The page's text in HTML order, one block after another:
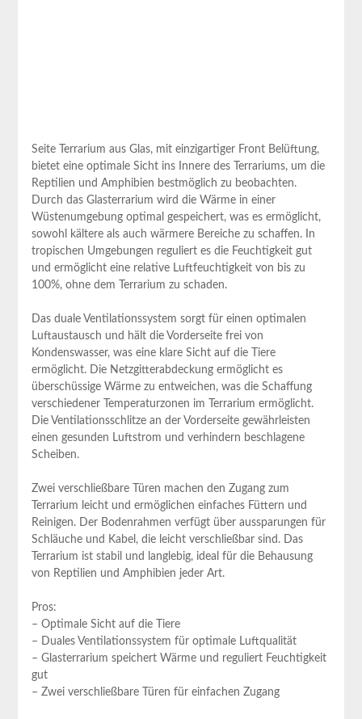
Seite Terrarium aus Glas, mit einzigartiger Front Belüftung,
bietet eine optimale Sicht ins ⁤Innere des Terrariums, um die
Reptilien und Amphibien bestmöglich zu beobachten.
⁢Durch das Glasterrarium wird die‌ Wärme in einer
Wüstenumgebung optimal gespeichert, was es ermöglicht,
sowohl kältere als ⁢auch wärmere Bereiche zu schaffen.​ In
tropischen Umgebungen reguliert es die Feuchtigkeit gut
‍und ermöglicht eine relative Luftfeuchtigkeit von ‌bis zu
100%, ohne dem Terrarium zu schaden.
Das duale Ventilationssystem sorgt für einen optimalen
Luftaustausch und hält⁣ die ‍Vorderseite frei von
Kondenswasser, was eine klare Sicht auf die Tiere
ermöglicht. Die Netzgitterabdeckung ermöglicht es
überschüssige Wärme zu entweichen, was die Schaffung
verschiedener Temperaturzonen⁢ im Terrarium ermöglicht.
Die Ventilationsschlitze‌ an der Vorderseite gewährleisten
einen gesunden Luftstrom und ​verhindern beschlagene
Scheiben.
Zwei verschließbare Türen machen den Zugang zum
Terrarium leicht und ⁤ermöglichen einfaches Füttern und
Reinigen. Der Bodenrahmen verfügt über aussparungen für
⁣Schläuche und Kabel, die leicht verschließbar sind. Das
Terrarium ist stabil und langlebig, ideal für die Behausung
von Reptilien und Amphibien jeder Art.
Pros:
– Optimale Sicht auf die⁤ Tiere
– Duales Ventilationssystem für ​optimale‍ Luftqualität
– Glasterrarium speichert Wärme und reguliert Feuchtigkeit ​
gut
– Zwei verschließbare Türen für einfachen Zugang